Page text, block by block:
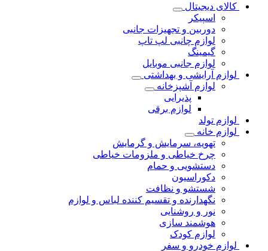
کالای دیجیتال
اسپیکر
دوربین و تجهیزات جانبی
لوازم چانبی لپ تاپ
گیمینگ
لوازم جانبی موبایل
لوازم آرایشی و بهداشتی
لوازم آشپزخانه
پذیرایی
لوازم برقی
لوازم تولد
لوازم خانه
تهویه، سرمایش و گرمایش
چرخ خیاطی و ملزومات خیاطی
دستشویی و حمام
دکوراسیون
شستشو و نظافت
نگهدارنده و تقسیم کننده لباس و لوازم
نور و روشنایی
هوشمند سازی
لوازم کودک
لوازم خودرو و سفر